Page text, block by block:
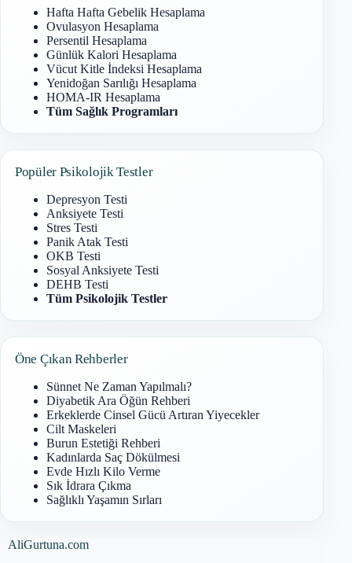
Hafta Hafta Gebelik Hesaplama
Ovulasyon Hesaplama
Persentil Hesaplama
Günlük Kalori Hesaplama
Vücut Kitle İndeksi Hesaplama
Yenidoğan Sarılığı Hesaplama
HOMA-IR Hesaplama
Tüm Sağlık Programları
Popüler Psikolojik Testler
Depresyon Testi
Anksiyete Testi
Stres Testi
Panik Atak Testi
OKB Testi
Sosyal Anksiyete Testi
DEHB Testi
Tüm Psikolojik Testler
Öne Çıkan Rehberler
Sünnet Ne Zaman Yapılmalı?
Diyabetik Ara Öğün Rehberi
Erkeklerde Cinsel Gücü Artıran Yiyecekler
Cilt Maskeleri
Burun Estetiği Rehberi
Kadınlarda Saç Dökülmesi
Evde Hızlı Kilo Verme
Sık İdrara Çıkma
Sağlıklı Yaşamın Sırları
AliGurtuna.com